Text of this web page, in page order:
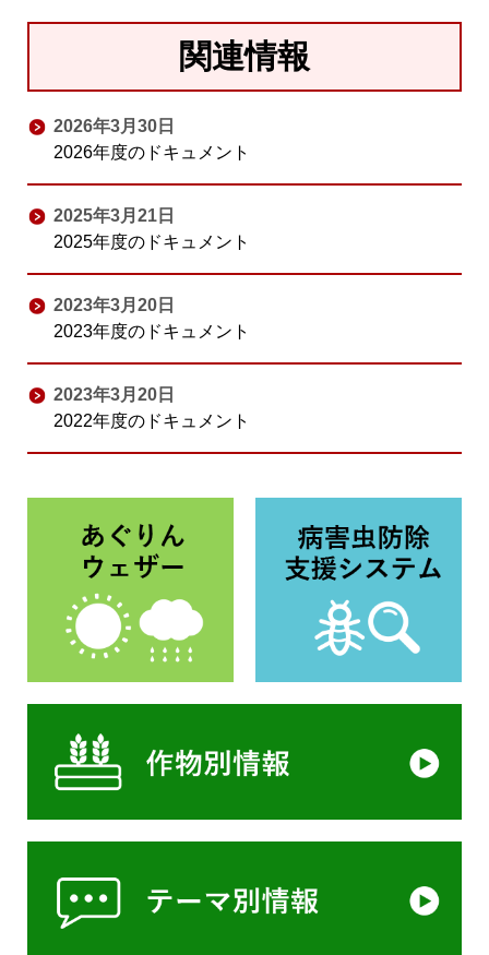
関連情報
2026年3月30日
2026年度のドキュメント
2025年3月21日
2025年度のドキュメント
2023年3月20日
2023年度のドキュメント
2023年3月20日
2022年度のドキュメント